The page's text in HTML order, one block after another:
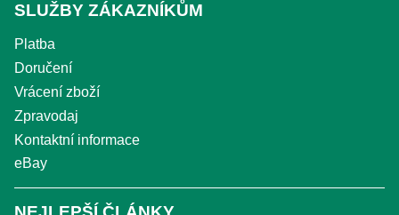
SLUŽBY ZÁKAZNÍKŮM
Platba
Doručení
Vrácení zboží
Zpravodaj
Kontaktní informace
eBay